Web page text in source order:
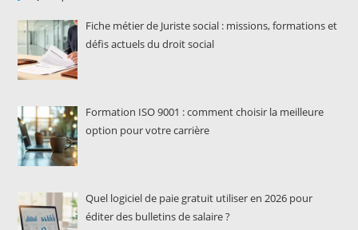
Fiche métier de Juriste social : missions, formations et
défis actuels du droit social
Formation ISO 9001 : comment choisir la meilleure
option pour votre carrière
Quel logiciel de paie gratuit utiliser en 2026 pour
éditer des bulletins de salaire ?